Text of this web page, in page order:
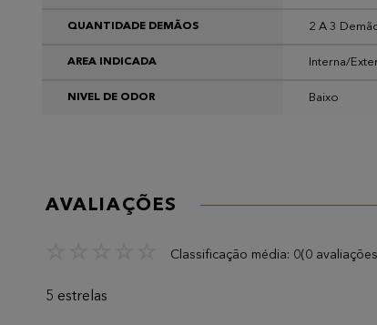
QUANTIDADE DEMÃOS 2 A 3
AREA INDICADA Interna/
NIVEL DE ODOR Baixo
AVALIAÇÕES
Classificação média: 0(0
5 estrelas